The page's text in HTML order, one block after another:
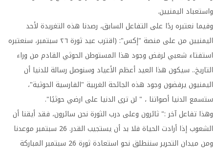
واستعباد اليمنيين.
وفيما نعتبره ردًا على التفاعل السابق، رصدنا هذه التغريدة لأحد
اليمنيين من على منصة "إكس": (اقترب عيد ثورة ٢٦ سبتمبر، سنعتبره
استفتاء شعبي لرفض وجود هذا المستوطن الحوثي القادم من وراء
التاريخ.. سيكون هذا العيد أعظم الأعياد وسنوصل رسالة للدنيا أن
اليمنيون يرفضون وجود هذه الجائحة الغربية "الفارسية الحوثية"،
ستسمع الدنيا أصواتنا ، " لن ترى الدنيا على ارضي حوثيًا".
وهذا تفاعل آخر :" ثائرون وعلى درب الثورة نحن سائرون، فقد أيقنا أن
الشعوب إذا أرادت الحياة فلا بد أن يستجيب القدر. 26 سبتمبر موعدنا
ومن ميدان التحرير سننطلق نحو استعادة ثورة 26 سبتمبر المباركة